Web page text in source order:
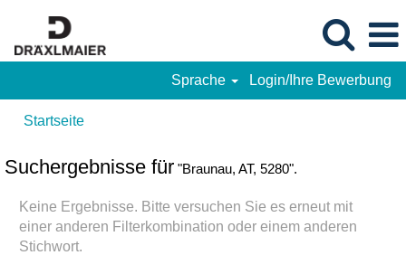
Sprache Login/Ihre Bewerbung
Startseite
Suchergebnisse für "Braunau, AT, 5280".
Keine Ergebnisse. Bitte versuchen Sie es erneut mit
einer anderen Filterkombination oder einem anderen
Stichwort.